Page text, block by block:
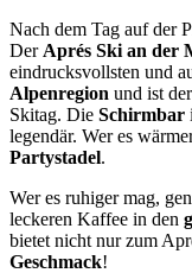
Nach dem Tag auf der
Der Aprés Ski an der
eindrucksvollsten und
Alpenregion und ist
Skitag. Die Schirmbar
legendär. Wer es
Partystadel.
Wer es ruhiger mag,
leckeren Kaffee in den
bietet nicht nur zum
Geschmack!